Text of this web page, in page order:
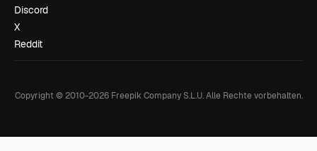
Discord
X
Reddit
Copyright © 2010-2026Freepik Company S.L.U. Alle Rechte vorbehalten.